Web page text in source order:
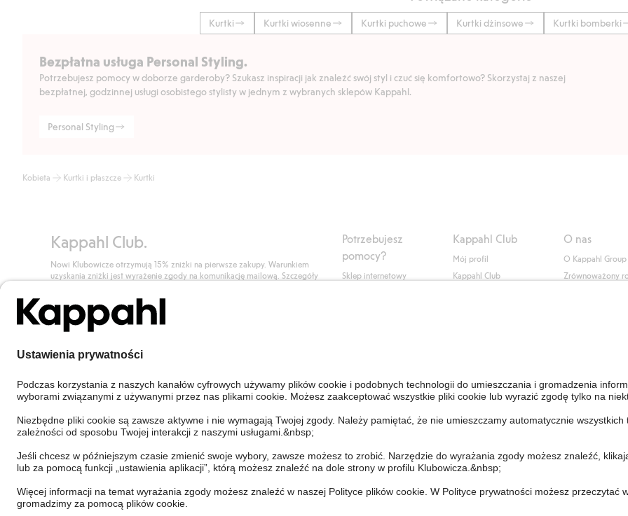
Kurtki Kurtki wiosenne Kurtki puchowe Kurtki dżinsowe Kurtki bomberki
Bezpłatna usługa Personal Styling.
Potrzebujesz pomocy w doborze garderoby? Szukasz inspiracji jak znaleźć swój styl i czuć się komfortowo? Skorzystaj z naszej
bezpłatnej, godzinnej usługi osobistego stylisty w jednym z wybranych sklepów Kappahl.
Personal Styling
Kobieta Kurtki i płaszcze Kurtki
Kappahl Club.
Nowi Klubowicze otrzymują 15% zniżki na pierwsze zakupy. Warunkiem
uzyskania zniżki jest wyrażenie zgody na komunikację mailową. Szczegóły
Dołącz do Klubu!
Potrzebujesz
pomocy?
Sklep internetowy
Personal Styling
Odstąp od umowy
Kappahl Club
Mój profil
Kappahl Club
O nas
O Kappahl Group
Zrównoważony
Poland Zmień kraj